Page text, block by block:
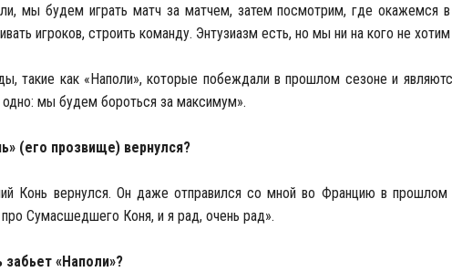
мы будем играть матч за матчем, затем посмотрим, где окажемся
игроков, строить команду. Энтузиазм есть, но мы ни на кого не
такие как «Наполи», которые побеждали в прошлом сезоне и
одно: мы будем бороться за максимум».
(его прозвище) вернулся?
Конь вернулся. Он даже отправился со мной во Францию в прошлом
Сумасшедшего Коня, и я рад, очень рад».
«Наполи»?